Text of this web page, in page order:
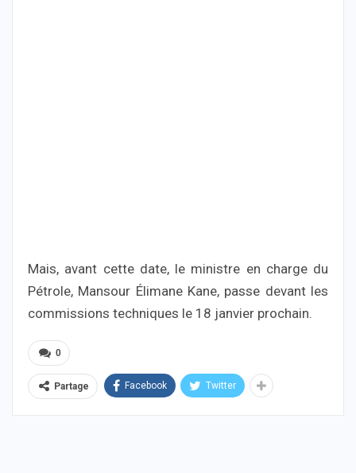
Mais, avant cette date, le ministre en charge du
Pétrole, Mansour Élimane Kane, passe devant les
commissions techniques le 18 janvier prochain.
0
Partage Facebook Twitter